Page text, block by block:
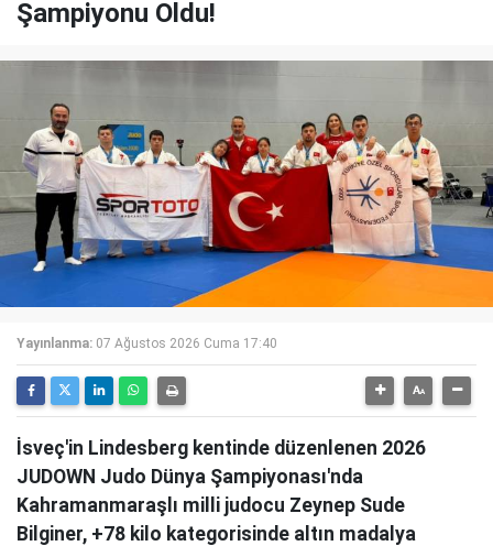
Şampiyonu Oldu!
Yayınlanma: 07 Ağustos 2026 Cuma 17:40
İsveç'in Lindesberg kentinde düzenlenen 2026
JUDOWN Judo Dünya Şampiyonası'nda
Kahramanmaraşlı milli judocu Zeynep Sude
Bilginer, +78 kilo kategorisinde altın madalya